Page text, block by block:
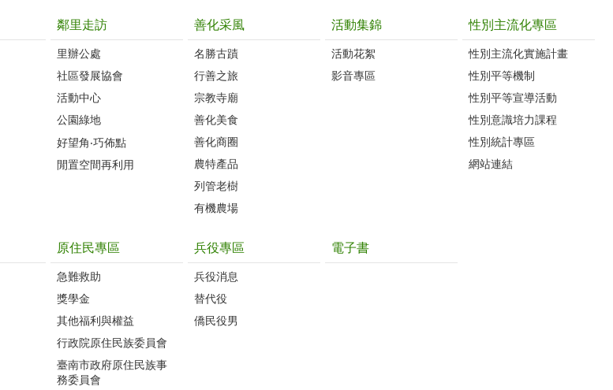
鄰里走訪
里辦公處‭ ‭
社區發展協會‭
活動中心
公園綠地
好望角‧巧佈點
閒置空間再利用
善化采風
名勝古蹟
行善之旅
宗教寺廟
善化美食
善化商圈
農特產品
列管老樹
有機農場
活動集錦
活動花絮
影音專區
性別主流化專區
性別主流化實施計畫
性別平等機制
性別平等宣導活動
性別意識培力課程
性別統計專區
網站連結
原住民專區
急難救助
獎學金
其他福利與權益
行政院原住民族委員會
臺南市政府原住民族事
務委員會
兵役專區
兵役消息
替代役
僑民役男
電子書